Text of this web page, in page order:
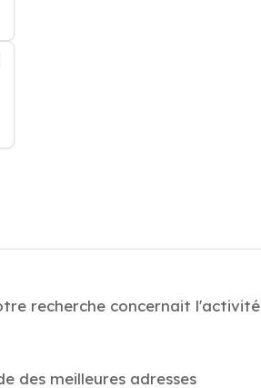
recherche concernait l'activité
des meilleures adresses